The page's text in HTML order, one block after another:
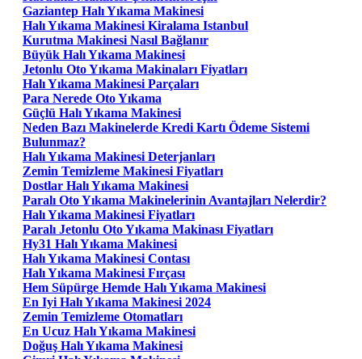
Gaziantep Halı Yıkama Makinesi
Halı Yıkama Makinesi Kiralama Istanbul
Kurutma Makinesi Nasıl Bağlanır
Büyük Halı Yıkama Makinesi
Jetonlu Oto Yıkama Makinaları Fiyatları
Halı Yıkama Makinesi Parçaları
Para Nerede Oto Yıkama
Güçlü Halı Yıkama Makinesi
Neden Bazı Makinelerde Kredi Kartı Ödeme Sistemi
Bulunmaz?
Halı Yıkama Makinesi Deterjanları
Zemin Temizleme Makinesi Fiyatları
Dostlar Halı Yıkama Makinesi
Paralı Oto Yıkama Makinelerinin Avantajları Nelerdir?
Halı Yıkama Makinesi Fiyatları
Paralı Jetonlu Oto Yıkama Makinası Fiyatları
Hy31 Halı Yıkama Makinesi
Halı Yıkama Makinesi Contası
Halı Yıkama Makinesi Fırçası
Hem Süpürge Hemde Halı Yıkama Makinesi
En Iyi Halı Yıkama Makinesi 2024
Zemin Temizleme Otomatları
En Ucuz Halı Yıkama Makinesi
Doğuş Halı Yıkama Makinesi